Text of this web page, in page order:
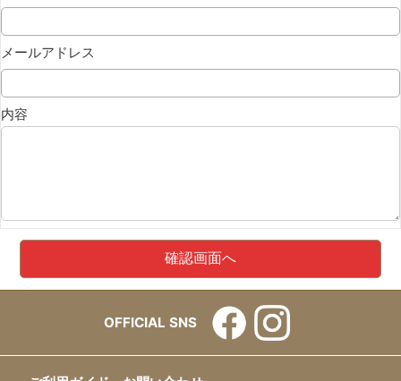
メールアドレス
内容
OFFICIAL SNS